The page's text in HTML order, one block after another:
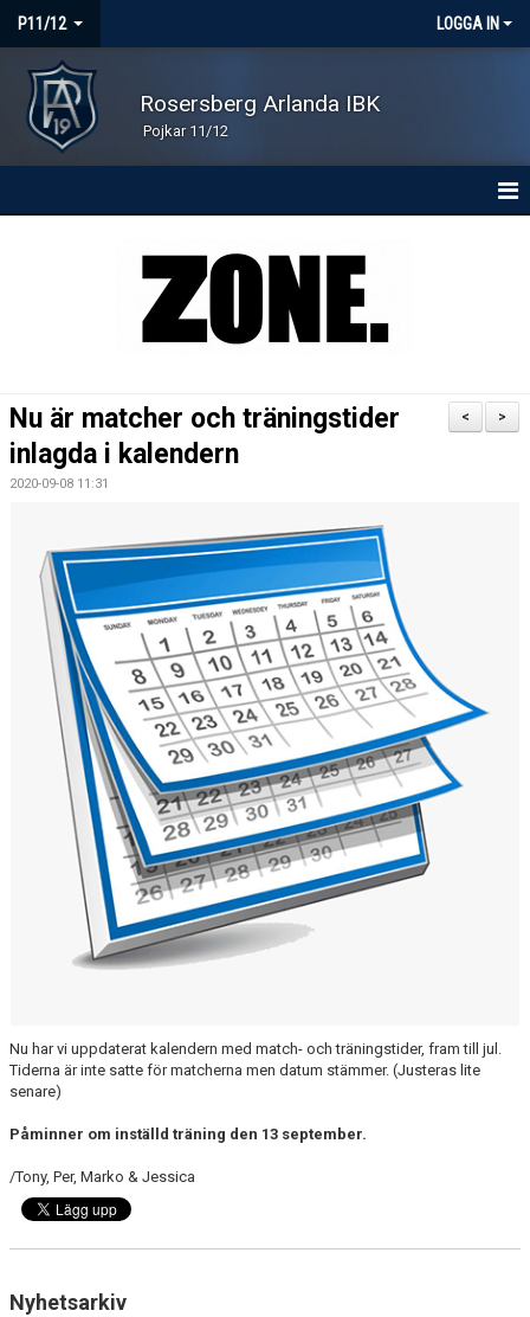
P11/12 LOGGA IN
Rosersberg Arlanda IBK
Pojkar 11/12
MATCHER
TRUPPEN
BILDGALLERI
DOKUMENT
>
<
Nu är matcher och träningstider
inlagda i kalendern
2020-09-08 11:31
Nu har vi uppdaterat kalendern med match- och träningstider, fram till jul.
Tiderna är inte satte för matcherna men datum stämmer. (Justeras lite
senare)
Påminner om inställd träning den 13 september.
/Tony, Per, Marko & Jessica
Nyhetsarkiv